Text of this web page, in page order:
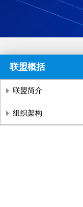
联盟概括
联盟简介
组织架构